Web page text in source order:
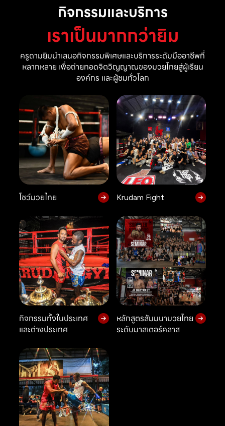
กิจกรรมและบริการ
เราเป็นมากกว่ายิม
ครูดามยิมนำเสนอกิจกรรมพิเศษและบริการระดับมืออาชีพที่
หลากหลาย เพื่อถ่ายทอดจิตวิญญาณของมวยไทยสู่ผู้เรียน
องค์กร และผู้ชมทั่วโลก
โชว์มวยไทย Krudam Fight
กิจกรรมทั้งในประเทศ
และต่างประเทศ
หลักสูตรสัมมนามวยไทย
ระดับมาสเตอร์คลาส